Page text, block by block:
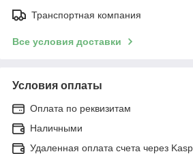
Транспортная компания
Все условия доставки
Условия оплаты
Оплата по реквизитам
Наличными
Удаленная оплата счета через